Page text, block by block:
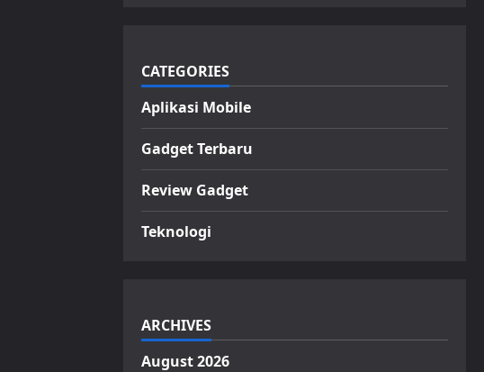
CATEGORIES
Aplikasi Mobile
Gadget Terbaru
Review Gadget
Teknologi
ARCHIVES
August 2026